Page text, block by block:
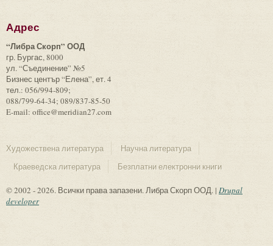
Адрес
“Либра Скорп” ООД
гр. Бургас, 8000
ул. “Съединение” №5
Бизнес център “Елена”, ет. 4
тел.: 056/994-809;
088/799-64-34; 089/837-85-50
E-mail: office@meridian27.com
Художествена литература
Научна литература
Краеведска литература
Безплатни електронни книги
© 2002 - 2026. Всички права запазени. Либра Скорп ООД. | Drupal
developer